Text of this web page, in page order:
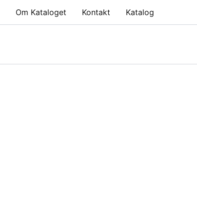
Om Kataloget Kontakt Katalog